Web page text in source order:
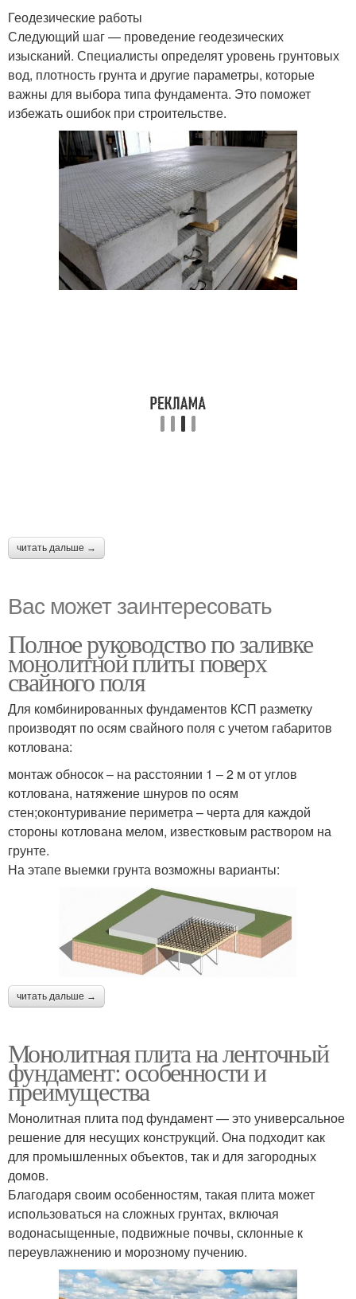
Геодезические работы
Следующий шаг — проведение геодезических
изысканий. Специалисты определят уровень грунтовых
вод, плотность грунта и другие параметры, которые
важны для выбора типа фундамента. Это поможет
избежать ошибок при строительстве.
читать дальше →
Вас может заинтересовать
Полное руководство по заливке
монолитной плиты поверх
свайного поля
Для комбинированных фундаментов КСП разметку
производят по осям свайного поля с учетом габаритов
котлована:
монтаж обносок – на расстоянии 1 – 2 м от углов
котлована, натяжение шнуров по осям
стен;оконтуривание периметра – черта для каждой
стороны котлована мелом, известковым раствором на
грунте.
На этапе выемки грунта возможны варианты:
читать дальше →
Монолитная плита на ленточный
фундамент: особенности и
преимущества
Монолитная плита под фундамент — это универсальное
решение для несущих конструкций. Она подходит как
для промышленных объектов, так и для загородных
домов.
Благодаря своим особенностям, такая плита может
использоваться на сложных грунтах, включая
водонасыщенные, подвижные почвы, склонные к
переувлажнению и морозному пучению.